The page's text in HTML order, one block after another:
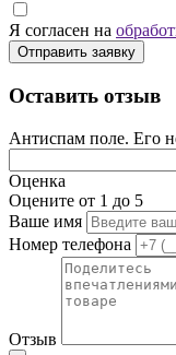
Я согласен на
Отправить заявку
Оставить отзыв
Антиспам поле. Его
Оценка
Оцените от 1 до 5
Ваше имя
Номер телефона
Отзыв